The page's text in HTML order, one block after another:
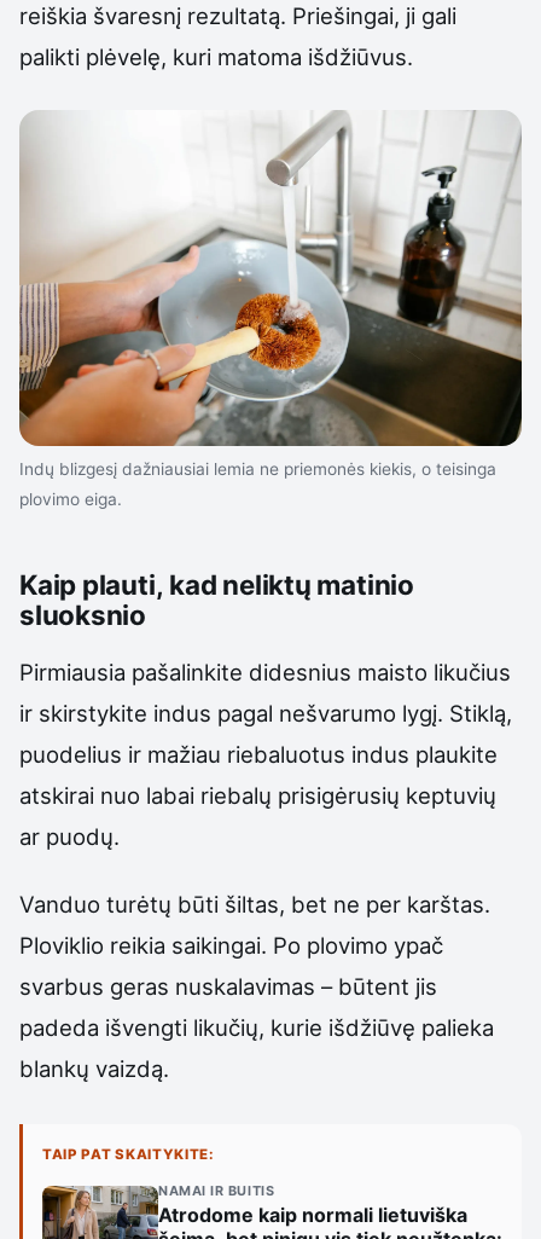
reiškia švaresnį rezultatą. Priešingai, ji gali
palikti plėvelę, kuri matoma išdžiūvus.
Indų blizgesį dažniausiai lemia ne priemonės kiekis, o teisinga
plovimo eiga.
Kaip plauti, kad neliktų matinio
sluoksnio
Pirmiausia pašalinkite didesnius maisto likučius
ir skirstykite indus pagal nešvarumo lygį. Stiklą,
puodelius ir mažiau riebaluotus indus plaukite
atskirai nuo labai riebalų prisigėrusių keptuvių
ar puodų.
Vanduo turėtų būti šiltas, bet ne per karštas.
Ploviklio reikia saikingai. Po plovimo ypač
svarbus geras nuskalavimas – būtent jis
padeda išvengti likučių, kurie išdžiūvę palieka
blankų vaizdą.
TAIP PAT SKAITYKITE:
NAMAI IR BUITIS
Atrodome kaip normali lietuviška